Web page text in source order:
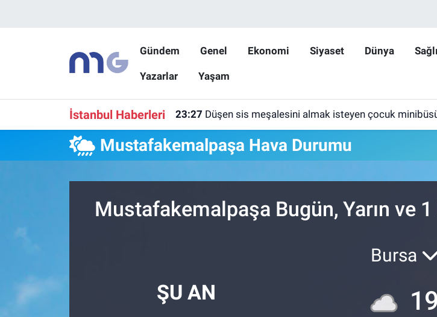
Gündem Genel Ekonomi Siyaset Dünya
Yazarlar Yaşam
İstanbul Haberleri 23:27 Düşen sis meşalesini almak isteyen çocuk
Mustafakemalpaşa Hava Durumu
Mustafakemalpaşa Bugün, Yarın ve
ŞU AN
Bursa
19
Hava Durumu
İstanbul Namaz Vakitleri
Trafik Durumu
Tüm Manşetler